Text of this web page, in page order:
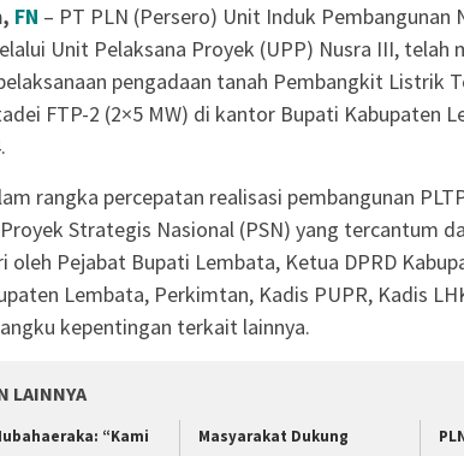
FN – PT PLN (Persero) Unit Induk Pembangunan
Unit Pelaksana Proyek (UPP) Nusra III, telah
pengadaan tanah Pembangkit Listrik
FTP-2 (2×5 MW) di kantor Bupati Kabupaten
rangka percepatan realisasi pembangunan
Strategis Nasional (PSN) yang tercantum
oleh Pejabat Bupati Lembata, Ketua DPRD
Lembata, Perkimtan, Kadis PUPR, Kadis
kepentingan terkait lainnya.
LAINNYA
“Kami
Masyarakat Dukung